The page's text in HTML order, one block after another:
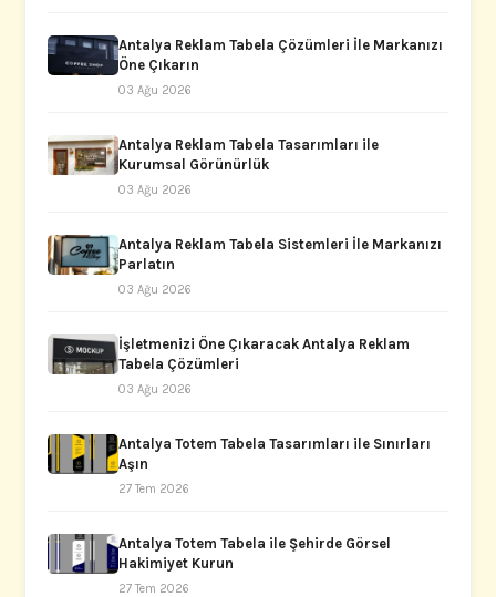
Antalya Reklam Tabela Çözümleri İle Markanızı
Öne Çıkarın
03 Ağu 2026
Antalya Reklam Tabela Tasarımları ile
Kurumsal Görünürlük
03 Ağu 2026
Antalya Reklam Tabela Sistemleri İle Markanızı
Parlatın
03 Ağu 2026
İşletmenizi Öne Çıkaracak Antalya Reklam
Tabela Çözümleri
03 Ağu 2026
Antalya Totem Tabela Tasarımları ile Sınırları
Aşın
27 Tem 2026
Antalya Totem Tabela ile Şehirde Görsel
Hakimiyet Kurun
27 Tem 2026